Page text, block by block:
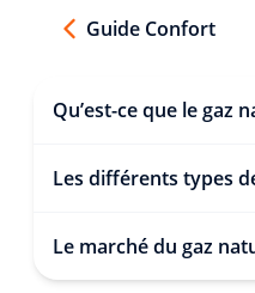
Guide Confort
Qu’est-ce que le gaz
Les différents types
Le marché du gaz